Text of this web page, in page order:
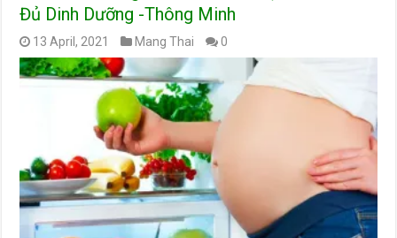
Đủ Dinh Dưỡng -Thông Minh
13 April, 2021 Mang Thai 0